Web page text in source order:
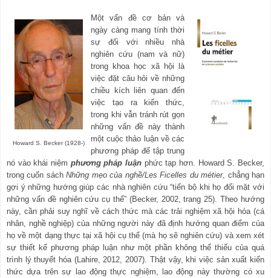
Howard S. Becker (1928-)
Một vấn đề cơ bản và
ngày càng mang tính thời
sự đối với nhiều nhà
nghiên cứu (nam và nữ)
trong khoa học xã hội là
việc đặt câu hỏi về những
chiều kích liên quan đến
việc tạo ra kiến thức,
trong khi vẫn tránh rút gọn
những vấn đề này thành
một cuộc thảo luận về các
phương pháp để tập trung
nó vào khái niệm phương pháp luận phức tạp hơn. Howard S. Becker,
trong cuốn sáchNhững mẹo của nghề/Les Ficelles du métier, chẳng hạn
gợi ý những hướng giúp các nhà nghiên cứu “tiến bộ khi họ đối mặt với
những vấn đề nghiên cứu cụ thể” (Becker, 2002, trang 25). Theo hướng
này, cần phải suy nghĩ về cách thức mà các trải nghiệm xã hội hóa (cá
nhân, nghề nghiệp) của những người này đã định hướng quan điểm của
họ về một dạng thực tại xã hội cụ thể (mà họ sẽ nghiên cứu) và xem xét
sự thiết kế phương pháp luận như một phần không thể thiếu của quá
trình lý thuyết hóa (Lahire, 2012, 2007). Thật vậy, khi việc sản xuất kiến
thức dựa trên sự lao động thực nghiệm, lao động này thường có xu